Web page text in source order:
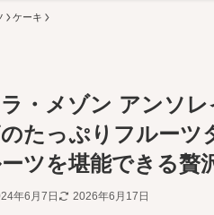
ケーキ
ラ・メゾン アンソ
たっぷりフルーツ
ツを堪能できる贅
年6月7日 2026年6月17日